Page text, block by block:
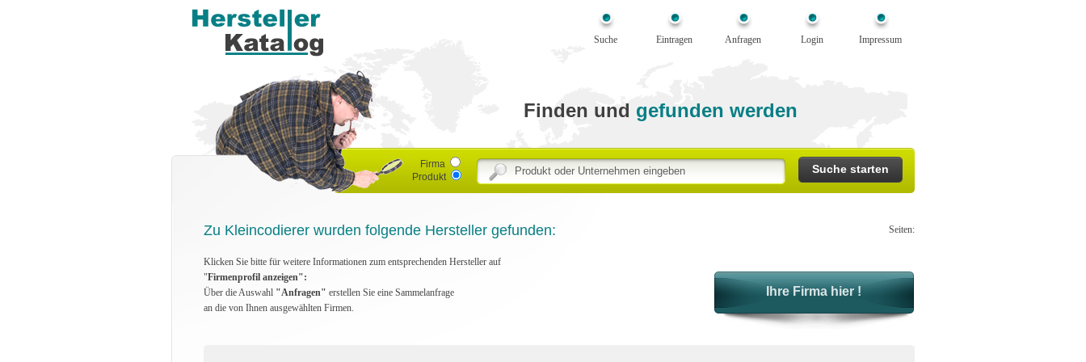
Suche Eintragen Anfragen Login Impressum
Finden und gefunden werden
Firma
Produkt
Zu Kleincodierer wurden folgende Hersteller gefunden: Seiten:
Klicken Sie bitte für weitere Informationen zum entsprechenden Hersteller auf
"Firmenprofil anzeigen":
Über die Auswahl "Anfragen" erstellen Sie eine Sammelanfrage
an die von Ihnen ausgewählten Firmen.
Ihre Firma hier !